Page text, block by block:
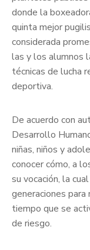
donde la
quinta mejor
considerada
las y los alumnos
técnicas de lucha
deportiva.
De acuerdo con
Desarrollo
niñas, niños y
conocer cómo, a
su vocación, la
generaciones
tiempo que se
de riesgo.